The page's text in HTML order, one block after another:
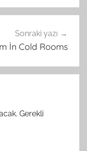
Sonraki yazı
İn Cold Rooms
Gerekli